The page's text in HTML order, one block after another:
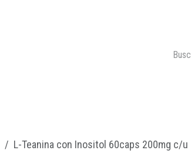
L-Teanina con Inositol 60caps 200mg c/u